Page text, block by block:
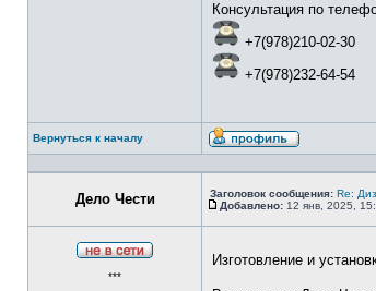
Консультация по
+7(978)210-02-30
+7(978)232-64-54
Вернуться к началу
Профиль
Дело Чести Заголовок сообщения: Re:
Сообщение
Добавлено: 12 янв, 2025,
***
Изготовление и